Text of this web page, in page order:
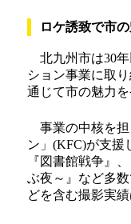
ロケ誘致で市
北九州市は30年
ション事業に取
通じて市の魅力を
事業の中核を担
ン」(KFC)が支援
『図書館戦争』
ぶ夜～』など多
どを含む撮影実